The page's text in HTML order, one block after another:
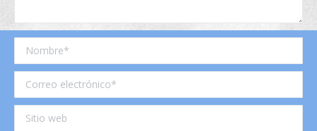
Nombre *
Correo electrónico *
Sitio web